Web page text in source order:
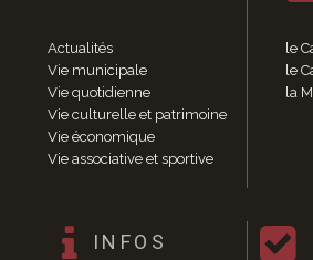
Délibérations 2011
Délibérations 2010
Délibérations 2009
Délibérations 2008
Agenda réunions publiques
Marchés publics
Vie quotidienne
Actualités
Vie municipale
Vie quotidienne
Vie culturelle et patrimoine
Vie économique
Vie associative et sportive
le
le
la
INFOS